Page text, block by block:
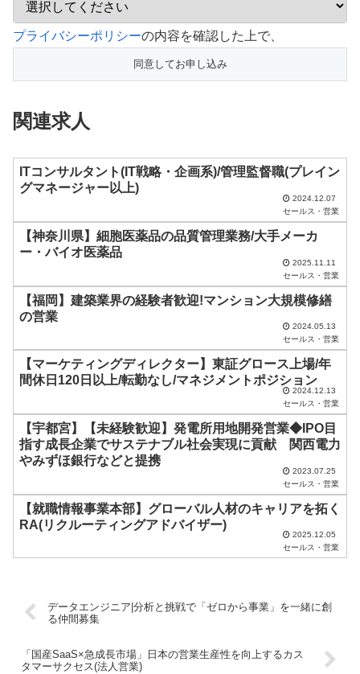
こ
フ
ー
ド
は
ま
て
く
さ
い
。
プライバシーポリシーの内容を確認した上で、
関連求人
ITコンサルタント(IT戦略・企画系)/管理監督職(プレイン
グマネージャー以上)
2024.12.07
セールス・営業
【神奈川県】細胞医薬品の品質管理業務/大手メーカ
ー・バイオ医薬品
2025.11.11
セールス・営業
【福岡】建築業界の経験者歓迎!マンション大規模修繕
の営業
2024.05.13
セールス・営業
【マーケティングディレクター】東証グロース上場/年
間休日120日以上/転勤なし/マネジメントポジション
2024.12.13
セールス・営業
【宇都宮】【未経験歓迎】発電所用地開発営業◆IPO目
指す成長企業でサステナブル社会実現に貢献 関西電力
やみずほ銀行などと提携
2023.07.25
セールス・営業
【就職情報事業本部】グローバル人材のキャリアを拓く
RA(リクルーティングアドバイザー)
2025.12.05
セールス・営業
データエンジニア|分析と挑戦で「ゼロから事業」を一緒に創
る仲間募集
「国産SaaS×急成長市場」日本の営業生産性を向上するカス
タマーサクセス(法人営業)